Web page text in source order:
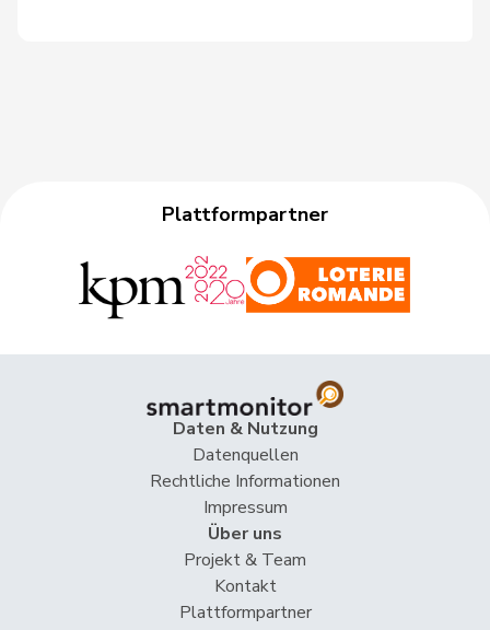
Plattformpartner
Daten & Nutzung
Datenquellen
Rechtliche Informationen
Impressum
Über uns
Projekt & Team
Kontakt
Plattformpartner